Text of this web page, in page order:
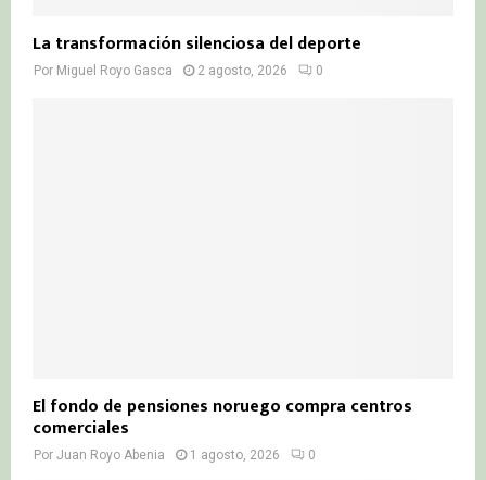
La transformación silenciosa del deporte
Por Miguel Royo Gasca 2 agosto, 2026 0
El fondo de pensiones noruego compra centros
comerciales
Por Juan Royo Abenia 1 agosto, 2026 0